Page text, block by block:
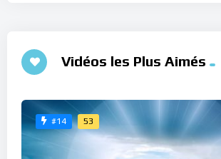
Vidéos les Plus Aimés
#14 53